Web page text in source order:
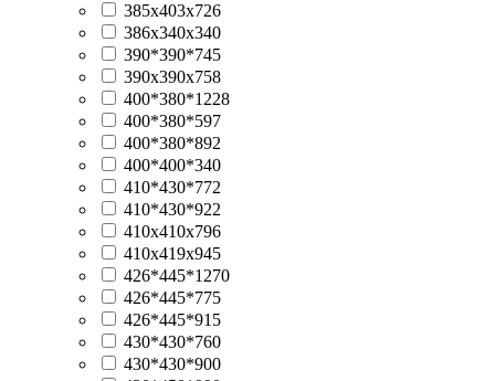
385x403x726
386x340x340
390*390*745
390х390х758
400*380*1228
400*380*597
400*380*892
400*400*340
410*430*772
410*430*922
410х410х796
410х419х945
426*445*1270
426*445*775
426*445*915
430*430*760
430*430*900